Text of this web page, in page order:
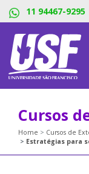
11 94467-9295
Cursos
Home
Cursos de
Estratégias para